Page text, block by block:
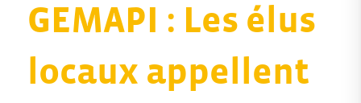
GEMAPI : Les élus
locaux appellent